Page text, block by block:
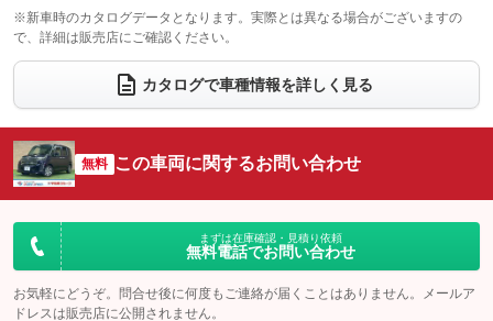
：装備なし ：装備あり
ウォークスルー
：装備なし
電動リアゲート フロントカメラ
：装備なし
：装備なし ：装備なし
サイドカメラ
：装備なし ルーフレール
：装備なし
：装備なし
：装備なし
※新車時のカタログデータとなります。実際とは異なる場合がございますの
で、詳細は販売店にご確認ください。
カタログで車種情報を詳しく見る
無料 この車両に関するお問い合わせ
まずは在庫確認・見積り依頼
無料電話でお問い合わせ
お気軽にどうぞ。問合せ後に何度もご連絡が届くことはありません。メールア
ドレスは販売店に公開されません。